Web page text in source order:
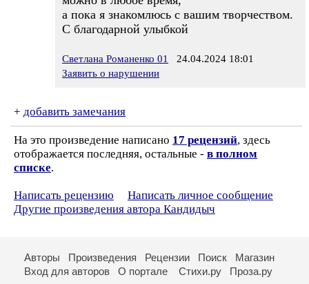
а пока я знакомлюсь с вашим творчеством.
С благодарной улыбкой
Светлана Романенко 01
24.04.2024 18:01
Заявить о нарушении
+ добавить замечания
На это произведение написано 17 рецензий, здесь
отображается последняя, остальные - в полном
списке.
Написать рецензию
Написать личное сообщение
Другие произведения автора Кандидыч
Авторы Произведения Рецензии Поиск
Магазин
Вход для авторов
О портале Стихи.ру Проза.ру